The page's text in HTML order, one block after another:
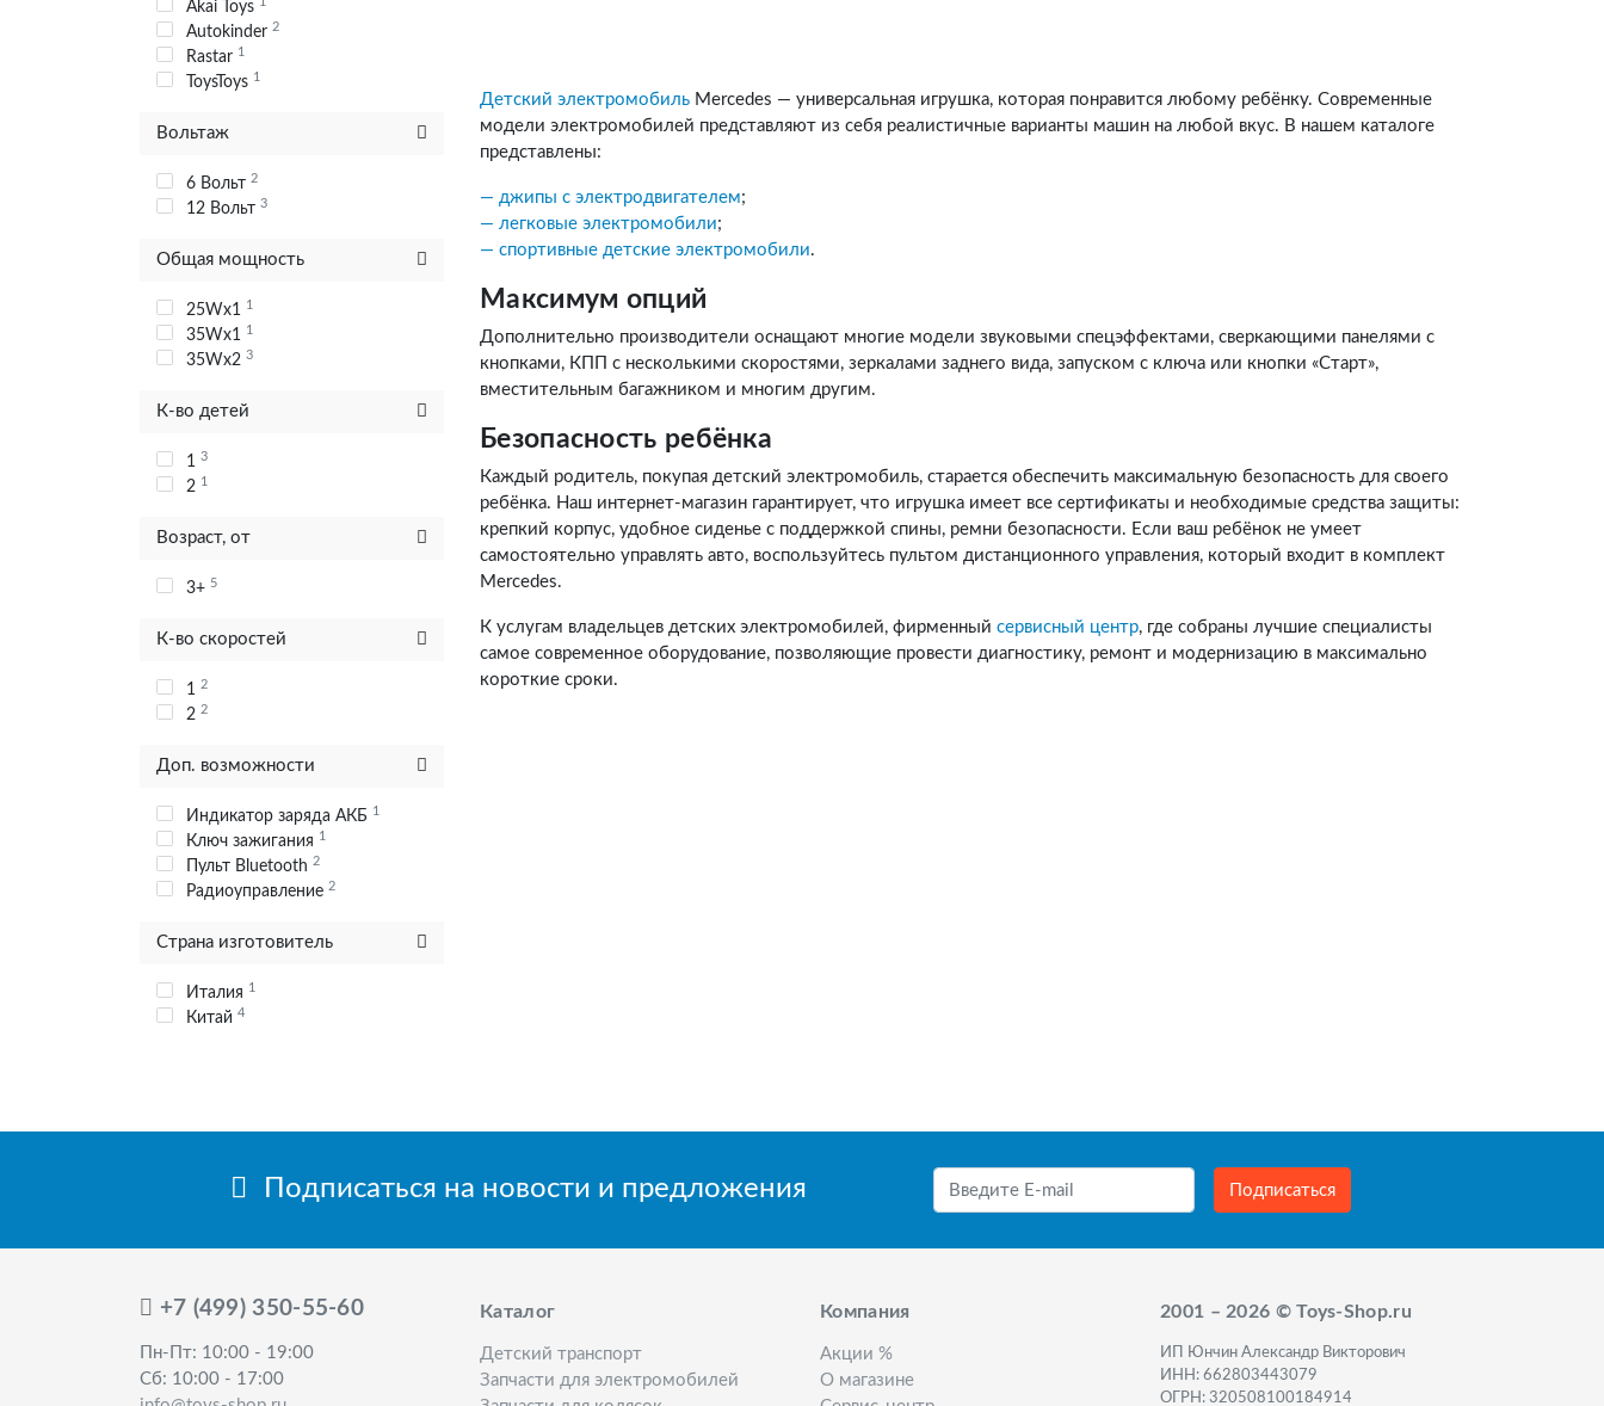
Akai Toys
Autokinder 2
Rastar 1
ToysToys 1
Вольтаж
6 Вольт 2
12 Вольт 3
Общая мощность
25Wx1 1
35Wx1 1
35Wx2 3
К-во детей
1 3
2 1
Возраст, от
3+ 5
К-во скоростей
1 2
2 2
Доп. возможности
Индикатор заряда АКБ 1
Ключ зажигания 1
Пульт Bluetooth 2
Радиоуправление 2
Страна изготовитель
Италия 1
Китай 4
Детский электромобиль Mercedes — универсальная игрушка, которая понравится любому ребёнку. Современные
модели электромобилей представляют из себя реалистичные варианты машин на любой вкус. В нашем каталоге
представлены:
джипы с электродвигателем;
легковые электромобили;
спортивные детские электромобили.
Максимум опций
Дополнительно производители оснащают многие модели звуковыми спецэффектами, сверкающими панелями с
кнопками, КПП с несколькими скоростями, зеркалами заднего вида, запуском с ключа или кнопки «Старт»,
вместительным багажником и многим другим.
Безопасность ребёнка
Каждый родитель, покупая детский электромобиль, старается обеспечить максимальную безопасность для своего
ребёнка. Наш интернет-магазин гарантирует, что игрушка имеет все сертификаты и необходимые средства защиты:
крепкий корпус, удобное сиденье с поддержкой спины, ремни безопасности. Если ваш ребёнок не умеет
самостоятельно управлять авто, воспользуйтесь пультом дистанционного управления, который входит в комплект
Mercedes.
К услугам владельцев детских электромобилей, фирменный сервисный центр, где собраны лучшие специалисты
самое современное оборудование, позволяющие провести диагностику, ремонт и модернизацию в максимально
короткие сроки.
Подписаться на новости и предложения Подписаться
+7 (499) 350-55-60
Пн-Пт: 10:00 - 19:00
Сб: 10:00 - 17:00
Каталог
Детский транспорт
Запчасти для электромобилей
Компания
Акции %
О магазине
2001 – 2026 © Toys-Shop.ru
ИП Юнчин Александр Викторович
ИНН: 662803443079
ОГРН: 320508100184914